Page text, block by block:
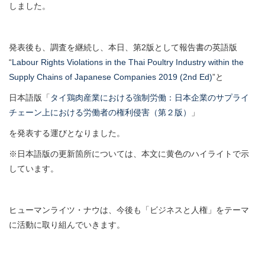
しました。
発表後も、調査を継続し、本日、第2版として報告書の英語版
“Labour Rights Violations in the Thai Poultry Industry within the
Supply Chains of Japanese Companies 2019 (2nd Ed)”と
日本語版「タイ鶏肉産業における強制労働：日本企業のサプライ
チェーン上における労働者の権利侵害（第２版）
」
を発表する運びとなりました。
※日本語版の更新箇所については、 本文に黄色のハイライトで示
しています。
ヒューマンライツ・ナウは、今後も「ビジネスと人権」をテーマ
に活動に取り組んでいきます。